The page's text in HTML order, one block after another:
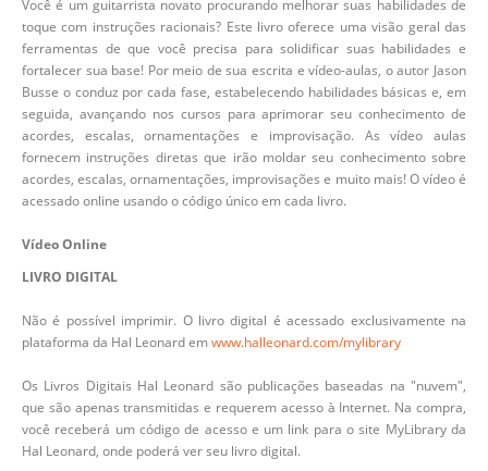
Você é um guitarrista novato procurando melhorar suas habilidades de
toque com instruções racionais? Este livro oferece uma visão geral das
ferramentas de que você precisa para solidificar suas habilidades e
fortalecer sua base! Por meio de sua escrita e vídeo-aulas, o autor Jason
Busse o conduz por cada fase, estabelecendo habilidades básicas e, em
seguida, avançando nos cursos para aprimorar seu conhecimento de
acordes, escalas, ornamentações e improvisação. As vídeo aulas
fornecem instruções diretas que irão moldar seu conhecimento sobre
acordes, escalas, ornamentações, improvisações e muito mais! O vídeo é
acessado online usando o código único em cada livro.
Vídeo Online
LIVRO DIGITAL
Não é possível imprimir. O livro digital é acessado exclusivamente na
plataforma da Hal Leonard emwww.halleonard.com/mylibrary
Os Livros Digitais Hal Leonard são publicações baseadas na "nuvem",
que são apenas transmitidas e requerem acesso à Internet. Na compra,
você receberá um código de acesso e um link para o site MyLibrary da
Hal Leonard, onde poderá ver seu livro digital.